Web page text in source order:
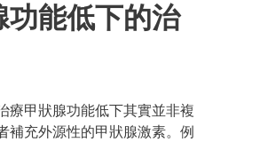
功能低下的治
療甲狀腺功能低下其實並非複
補充外源性的甲狀腺激素。例